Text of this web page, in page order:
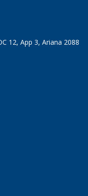
12, App 3, Ariana 2088